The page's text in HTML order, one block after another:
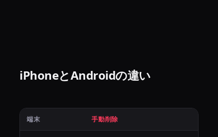
iPhoneとAndroidの違い
端末 手動削除